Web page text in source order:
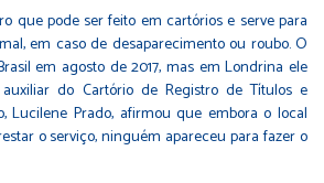
que pode ser feito em cartórios e serve para
em caso de desaparecimento ou roubo. O
em agosto de 2017, mas em Londrina ele
do Cartório de Registro de Títulos e
Lucilene Prado, afirmou que embora o local
o serviço, ninguém apareceu para fazer o